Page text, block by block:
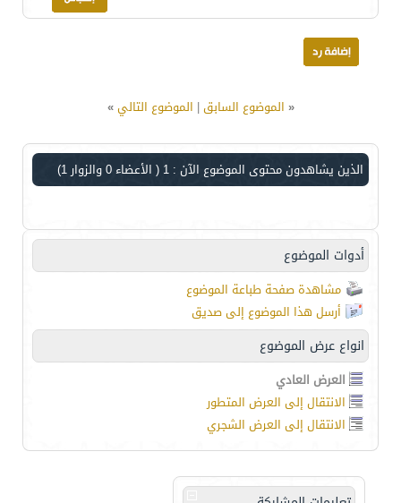
« الموضوع السابق| الموضوع التالي»
الذين يشاهدون محتوى الموضوع الآن : 1 ( الأعضاء 0 والزوار 1)
أدوات الموضوع
مشاهدة صفحة طباعة الموضوع
أرسل هذا الموضوع إلى صديق
انواع عرض الموضوع
العرض العادي
الانتقال إلى العرض المتطور
الانتقال إلى العرض الشجري